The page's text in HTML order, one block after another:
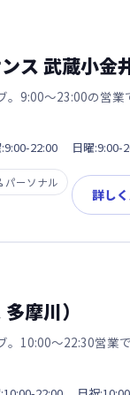
ス 武蔵小金
9:00〜23:00の営
22:00 日曜:9:00-
パーソナル
詳し
摩川）
10:00〜22:30営業